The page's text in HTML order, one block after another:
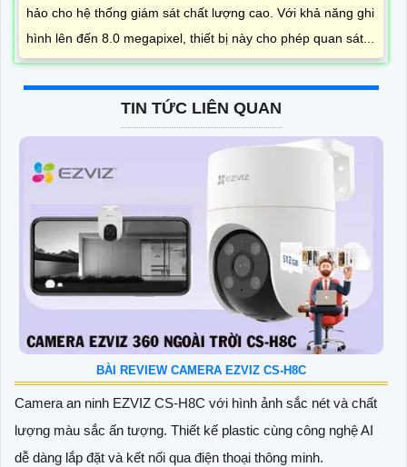
hảo cho hệ thống giám sát chất lượng cao. Với khả năng ghi
hình lên đến 8.0 megapixel, thiết bị này cho phép quan sát...
TIN TỨC LIÊN QUAN
BÀI REVIEW CAMERA EZVIZ CS-H8C
Camera an ninh EZVIZ CS-H8C với hình ảnh sắc nét và chất
lượng màu sắc ấn tượng. Thiết kế plastic cùng công nghệ AI
dễ dàng lắp đặt và kết nối qua điện thoại thông minh.